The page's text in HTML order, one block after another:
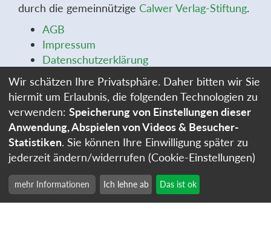
durch die gemeinnützige Calwer Verlag-Stiftung.
AGB
Impressum
Datenschutzerklärung
Widerrufsbelehrung
Widerrufsformular
Stellenangebote
Cookie-Einstellungen
Wir schätzen Ihre Privatsphäre. Daher bitten wir Sie
hiermit um Erlaubnis, die folgenden Technologien zu
verwenden: Speicherung von Einstellungen dieser
Anwendung, Abspielen von Videos & Besucher-
Statistiken. Sie können Ihre Einwilligung später zu
jederzeit ändern/widerrufen (Cookie-Einstellungen)
mehr Informationen Ich lehne ab Das ist ok